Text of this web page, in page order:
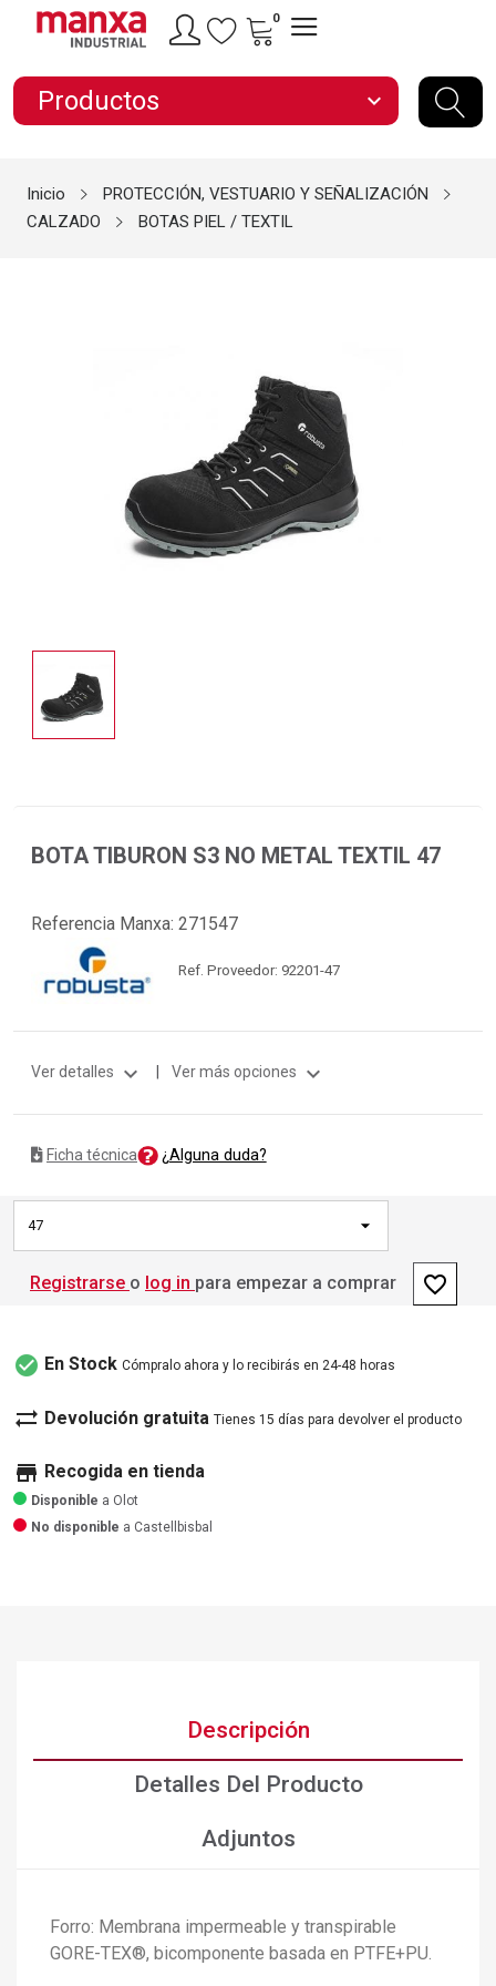
0
Productos expand_more
Inicio
PROTECCIÓN, VESTUARIO Y SEÑALIZACIÓN
CALZADO
BOTAS PIEL / TEXTIL
BOTA TIBURON S3 NO METAL TEXTIL 47
Referencia Manxa: 271547
Ref. Proveedor: 92201-47
Ver detalles expand_more Ver más opciones expand_more
Ficha técnica ¿Alguna duda?
47
Registrarse o log in para empezar a comprar favorite_border
check_circle En Stock Cómpralo ahora y lo recibirás en 24-48 horas
sync_alt Devolución gratuita Tienes 15 días para devolver el producto
store Recogida en tienda
Disponible a Olot
No disponible a Castellbisbal
Descripción
Detalles Del Producto
Adjuntos
Forro: Membrana impermeable y transpirable
GORE-TEX®, bicomponente basada en PTFE+PU.